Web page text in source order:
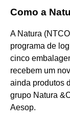
Como a
A Natura
programa de
cinco
recebem um
ainda produtos
grupo Natura
Aesop.